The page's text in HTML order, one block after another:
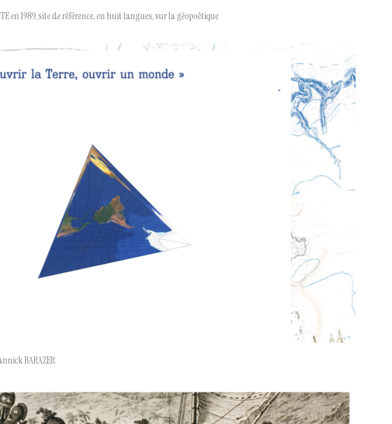
en 1989, site de référence, en huit langues, sur la géopoétique
BARAZER